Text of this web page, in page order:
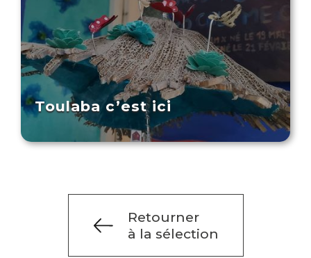
Toulaba c’est ici
Retourner
à la sélection